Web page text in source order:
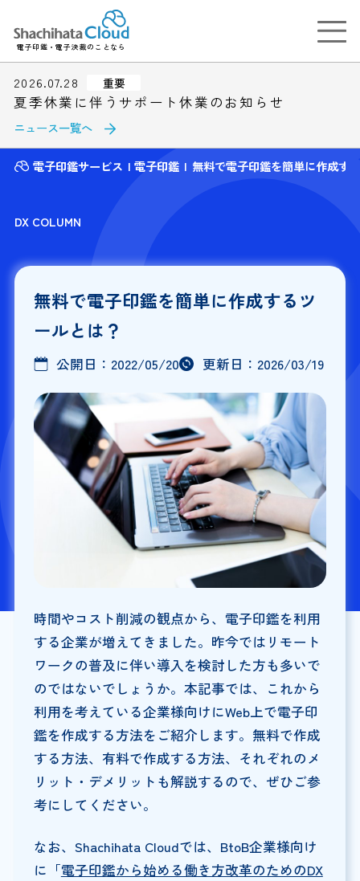
電子印鑑・電子決裁のことなら
2026.07.28 重要
夏季休業に伴うサポート休業のお知らせ
ニュース一覧へ
電子印鑑サービス 電子印鑑 無料で電子印鑑を簡単に作成す
DX COLUMN
無料で電子印鑑を簡単に作成するツ
ールとは？
公開日： 2022/05/20 更新日： 2026/03/19
時間やコスト削減の観点から、電子印鑑を利用
する企業が増えてきました。昨今ではリモート
ワークの普及に伴い導入を検討した方も多いで
のではないでしょうか。本記事では、これから
利用を考えている企業様向けにWeb上で電子印
鑑を作成する方法をご紹介します。無料で作成
する方法、有料で作成する方法、それぞれのメ
リット・デメリットも解説するので、ぜひご参
考にしてください。
なお、Shachihata Cloudでは、BtoB企業様向け
に「電子印鑑から始める働き方改革のためのDX